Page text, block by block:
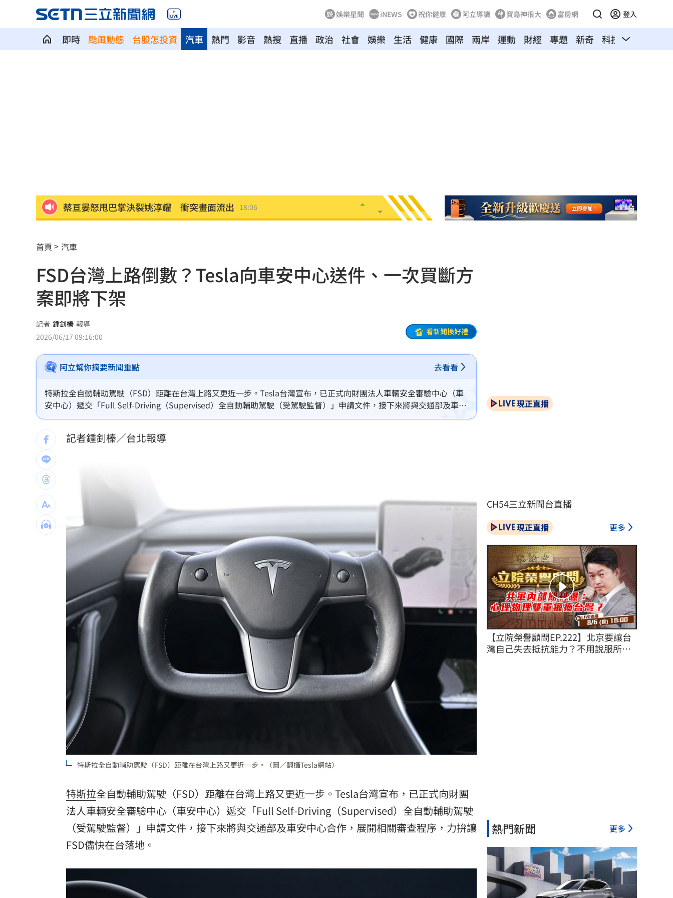
娛樂星聞 iNEWS 祝你健康 阿立導讀 寶島神很大 富房網 登入
即時 颱風動態 台股怎投資 熱門 影音 熱搜 直播 政治 社會 娛樂 生活 健康 國際 兩岸 運動 財經 專題 新奇 科技 旅遊
汽車
蔡亘晏怒甩巴掌決裂姚淳耀 衝突畫面流出 18:06
關節危機！醫籲完整配方才有關鍵守護力
反制跨國鎮壓 學者：在地協力應提高罪刑 17:57
驚傳弊案！60名銀行員涉嫌收受百萬回扣
中國國台辦推台青e家涉統戰 下場曝光
高橋文哉首來台 &TEAM成員K錄影喊話台粉
股民心碎！外資狠殺7金融「這檔最慘」
割頸受害少年名公開！家屬捐500萬獎學金 17:45
老婦遭看護餵食「加熱狗糧」 慘冤死家中
夏莉絲幼兒園爆餵孩童「發黑食材」照片曝
川湖賺逾11股本！ 逆勢衝上萬金
白海豚攪局！離島船班最新異動一次看
台灣彩券開獎直播中 20:31
LIVE三立+24小時直播 15:27
三立iNEWS新聞台線上直播 18:00
市場到酒場料理！可果美蕃茄醬創無限可能 12:00
父親節送會拉筋的按摩椅 爸爸「筋歡喜」 18:00
油品食安事件引關注 挑選保健食品要注意 13:00
罕病博士彭士齊 輪椅上的生命覺醒！ 11:00
酷澎「爸氣父親節」國際官方品牌齊聚
首頁 汽車
FSD台灣上路倒數？Tesla向車安中心送件、一次買斷方
案即將下架
記者 鍾釗榛 報導
2026/06/17 09:16:00
看新聞換好禮
阿立幫你摘要新聞重點 去看看
特斯拉全自動輔助駕駛（FSD）距離在台灣上路又更近一步。Tesla台灣宣布，已正式向財團法人車輛安全審驗中心（車
安中心）遞交「Full Self-Driving（Supervised）全自動輔助駕駛（受駕駛監督）」申請文件，接下來將與交通部及車安
中心合作，展開相關審查程序，力拚讓FSD儘快在台落地。
記者鍾釗榛／台北報導
特斯拉全自動輔助駕駛（FSD）距離在台灣上路又更近一步。（圖／翻攝Tesla網站）
特斯拉全自動輔助駕駛（FSD）距離在台灣上路又更近一步。Tesla台灣宣布，已正式向財團
法人車輛安全審驗中心（車安中心）遞交「Full Self-Driving（Supervised）全自動輔助駕駛
（受駕駛監督）」申請文件，接下來將與交通部及車安中心合作，展開相關審查程序，力拚讓
FSD儘快在台落地。
現正直播
CH54三立新聞台直播
現正直播 更多
【立院榮譽顧問EP.222】北京要讓台
灣自己失去抵抗能力？不用說服所有
熱門新聞 更多